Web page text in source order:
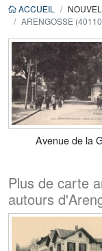
ACCUEIL
ARENGOSSE
Avenue de la
Plus de carte
autours